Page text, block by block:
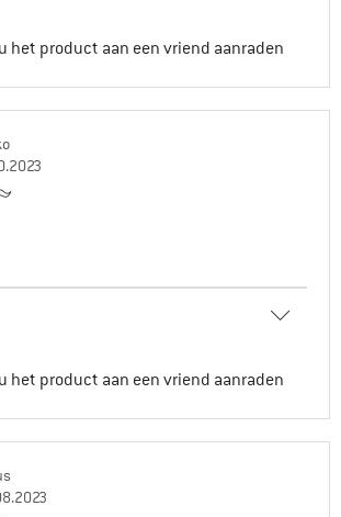
het product aan een vriend aanraden
het product aan een vriend aanraden